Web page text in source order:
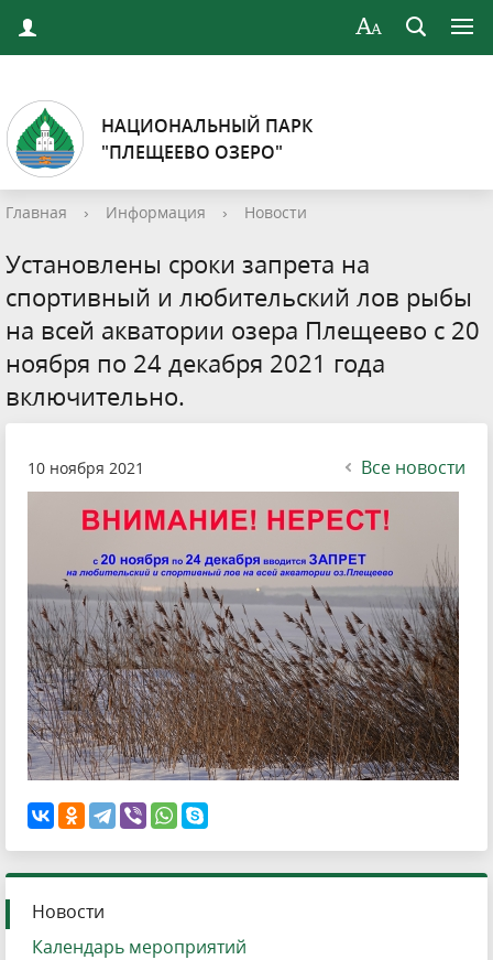
НАЦИОНАЛЬНЫЙ ПАРК
"ПЛЕЩЕЕВО ОЗЕРО"
Главная › Информация › Новости
Установлены сроки запрета на
спортивный и любительский лов рыбы
на всей акватории озера Плещеево с 20
ноября по 24 декабря 2021 года
включительно.
10 ноября 2021 Все новости
Новости
Календарь мероприятий